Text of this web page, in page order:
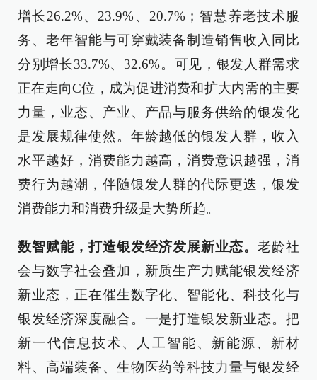
增长26.2%、23.9%、20.7%；智慧养老技术服
务、老年智能与可穿戴装备制造销售收入同比
分别增长33.7%、32.6%。可见，银发人群需求
正在走向C位，成为促进消费和扩大内需的主要
力量，业态、产业、产品与服务供给的银发化
是发展规律使然。年龄越低的银发人群，收入
水平越好，消费能力越高，消费意识越强，消
费行为越潮，伴随银发人群的代际更迭，银发
消费能力和消费升级是大势所趋。
数智赋能，打造银发经济发展新业态。老龄社
会与数字社会叠加，新质生产力赋能银发经济
新业态，正在催生数字化、智能化、科技化与
银发经济深度融合。一是打造银发新业态。把
新一代信息技术、人工智能、新能源、新材
料、高端装备、生物医药等科技力量与银发经